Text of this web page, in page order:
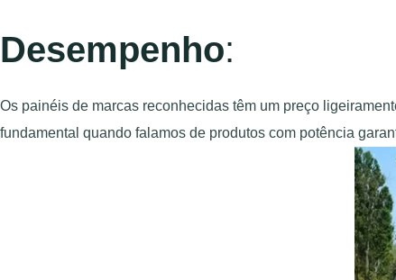
Desempenho:
Os painéis de marcas reconhecidas têm um preço
fundamental quando falamos de produtos com potência